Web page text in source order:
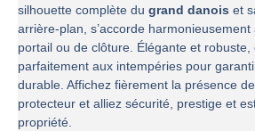
silhouette complète du grand danois et
arrière-plan, s’accorde
portail ou de clôture. Élégante et robuste,
parfaitement aux intempéries pour
durable. Affichez fièrement la présence
protecteur et alliez sécurité, prestige et
propriété.